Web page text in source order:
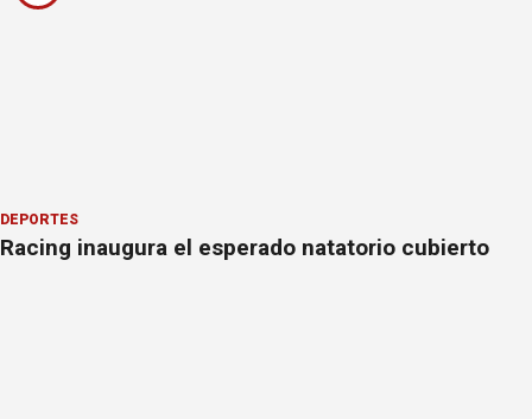
DEPORTES
Racing inaugura el esperado natatorio cubierto